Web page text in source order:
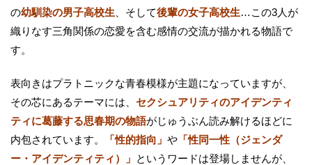
の幼馴染の男子高校生 、そして後輩の女子高校生…この3人が
織りなす三角関係の恋愛を含む感情の交流が描かれる物語で
す。
表向きはプラトニックな青春模様が主題になっていますが、
その芯にあるテーマには、 セクシュアリティのアイデンティ
ティに葛藤する思春期の物語がじゅうぶん読み解けるほどに
内包されています。
「性的指向」 や 「性同一性（ジェンダ
ー・アイデンティティ）」 というワードは登場しませんが、